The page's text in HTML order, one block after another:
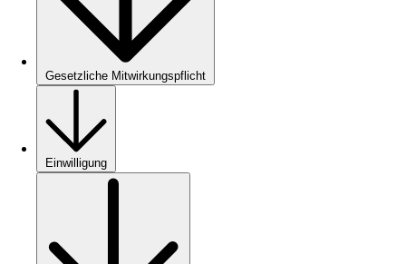
Gesetzliche Mitwirkungspflicht
Einwilligung